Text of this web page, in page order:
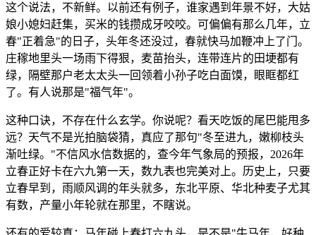
这个说法，不新鲜。以前还有例子，谁家遇到年景不好，大姑
娘小媳妇赶集，买米的钱攒成牙咬咬。可偏偏有那么几年，立
春"正着急"的日子，头年冬还没过，春就快马加鞭冲上了门。
庄稼地里头一场雨下得狠，麦苗抬头，连带连片的田埂都有
绿，隔壁那户老太太头一回领着小孙子吃白面馍，眼眶都红
了。有人说那是"福气年"。
这种口诀，不存在什么玄学。你说呢？看天吃饭的尾巴能甩多
远？天气不是光拍脑袋猜，真应了那句"冬至进九，嫩柳枝头
渐吐绿。"不信风水信数据的，查今年气象局的预报，2026年
立春正好卡在六九第一天，数九表也完美对上。历史上，只要
立春早到，雨顺风调的年头就多，东北平原、华北种麦子尤其
有数，产量小年轮就在那里，不瞎说。